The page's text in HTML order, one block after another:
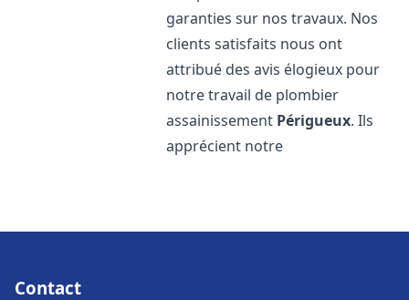
garanties sur nos travaux. Nos
clients satisfaits nous ont
attribué des avis élogieux pour
notre travail de plombier
assainissement Périgueux. Ils
apprécient notre
Contact